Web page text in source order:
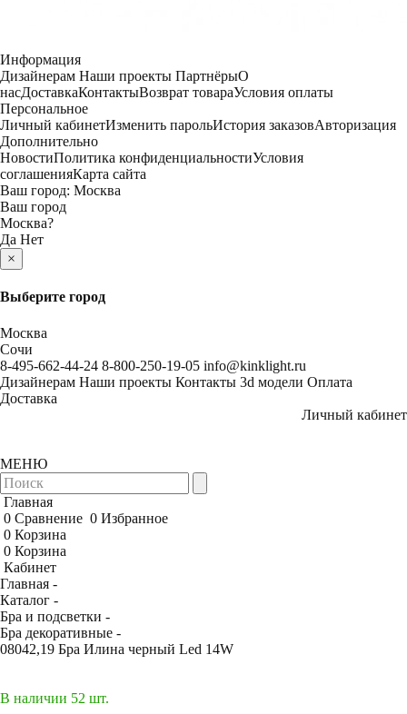
Информация
Дизайнерам Наши проекты ПартнёрыО
насДоставкаКонтактыВозврат товараУсловия оплаты
Персональное
Личный кабинетИзменить парольИстория заказовАвторизация
Дополнительно
НовостиПолитика конфиденциальностиУсловия
соглашенияКарта сайта
Ваш город: Москва
Ваш город
Москва?
Да Нет
×
Выберите город
Москва
Сочи
8-495-662-44-24 8-800-250-19-05 info@kinklight.ru
Дизайнерам Наши проекты Контакты 3d модели Оплата
Доставка
Личный кабинет
МЕНЮ
Главная
0 Сравнение 0 Избранное
0 Корзина
0 Корзина
Кабинет
Главная -
Каталог -
Бра и подсветки -
Бра декоративные -
08042,19 Бра Илина черный Led 14W
В наличии 52 шт.